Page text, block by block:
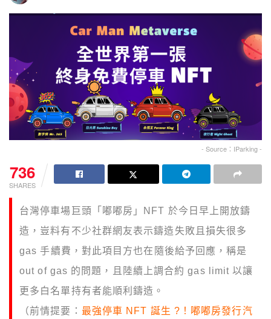
- Source：IParking -
736
SHARES
台灣停車場巨頭「嘟嘟房」NFT 於今日早上開放鑄
造，豈料有不少社群網友表示鑄造失敗且損失很多
gas 手續費，對此項目方也在隨後給予回應，稱是
out of gas 的問題，且陸續上調合約 gas limit 以讓
更多白名單持有者能順利鑄造。
（前情提要： 最強停車 NFT 誕生 ?！嘟嘟房發行汽